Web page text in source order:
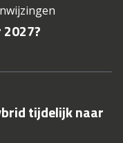
tijdelijk naar